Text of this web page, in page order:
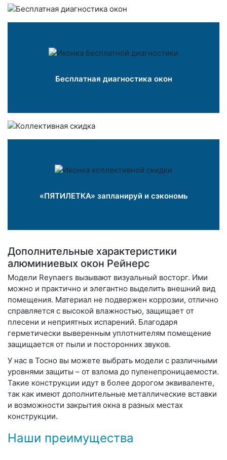
Бесплатная диагностика окон
«ПЯТИЛЕТКА» запланируй и сэкономь
Дополнительные характеристики
алюминиевых окон Рейнерс
Модели Reynaers вызывают визуальный восторг. Ими
можно и практично и элегантно выделить внешний вид
помещения. Материал не подвержен коррозии, отлично
справляется с высокой влажностью, защищает от
плесени и неприятных испарений. Благодаря
герметически выверенным уплотнителям помещение
защищается от пыли и посторонних звуков.
У нас в Тосно вы можете выбрать модели с различными
уровнями защиты – от взлома до пуленепроницаемости.
Такие конструкции идут в более дорогом эквиваленте,
так как имеют дополнительные металлические вставки
и возможности закрытия окна в разных местах
конструкции.
Наши преимущества